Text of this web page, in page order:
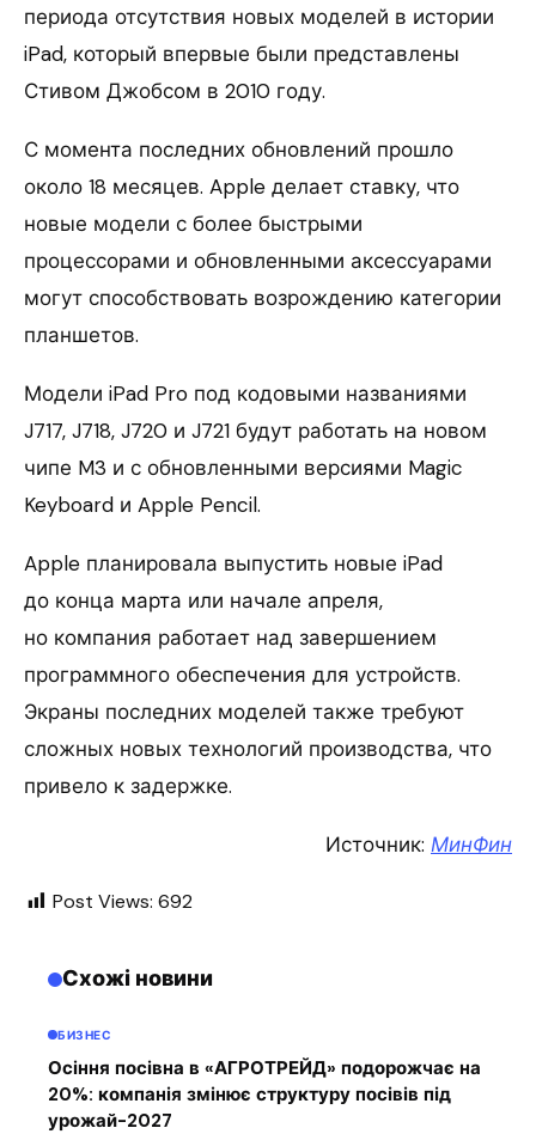
периода отсутствия новых моделей в истории
iPad, который впервые были представлены
Стивом Джобсом в 2010 году.
С момента последних обновлений прошло
около 18 месяцев. Apple делает ставку, что
новые модели с более быстрыми
процессорами и обновленными аксессуарами
могут способствовать возрождению категории
планшетов.
Модели iPad Pro под кодовыми названиями
J717, J718, J720 и J721 будут работать на новом
чипе M3 и с обновленными версиями Magic
Keyboard и Apple Pencil.
Apple планировала выпустить новые iPad
до конца марта или начале апреля,
но компания работает над завершением
программного обеспечения для устройств.
Экраны последних моделей также требуют
сложных новых технологий производства, что
привело к задержке.
Источник: МинФин
Post Views: 692
Схожі новини
БИЗНЕС
Осіння посівна в «АГРОТРЕЙД» подорожчає на
20%: компанія змінює структуру посівів під
урожай-2027